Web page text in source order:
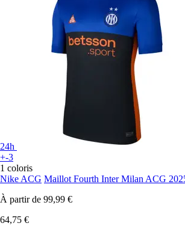
24h
+-3
1 coloris
Nike ACG Maillot Fourth Inter Milan ACG
À partir de 99,99 €
64,75 €